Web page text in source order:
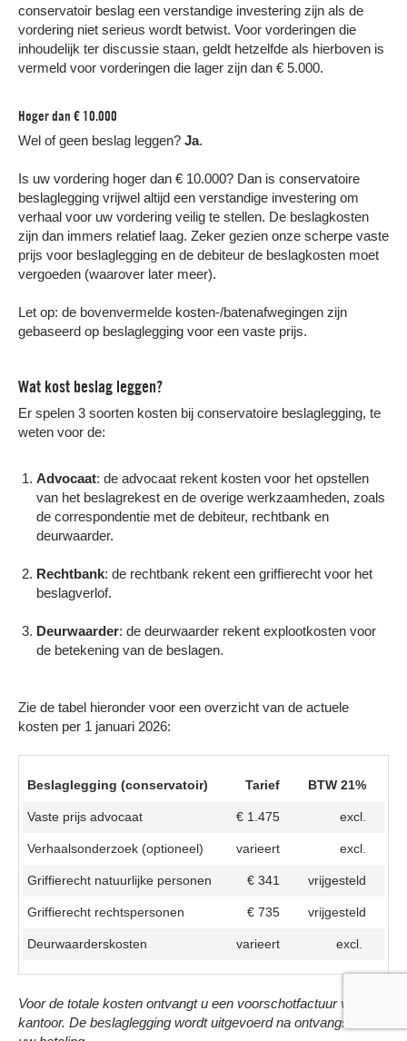
conservatoir beslag een verstandige investering zijn als de
vordering niet serieus wordt betwist. Voor vorderingen die
inhoudelijk ter discussie staan, geldt hetzelfde als hierboven is
vermeld voor vorderingen die lager zijn dan € 5.000.
Hoger dan € 10.000
Wel of geen beslag leggen? Ja.
Is uw vordering hoger dan € 10.000? Dan is conservatoire
beslaglegging vrijwel altijd een verstandige investering om
verhaal voor uw vordering veilig te stellen. De beslagkosten
zijn dan immers relatief laag. Zeker gezien onze scherpe vaste
prijs voor beslaglegging en de debiteur de beslagkosten moet
vergoeden (waarover later meer).
Let op: de bovenvermelde kosten-/batenafwegingen zijn
gebaseerd op beslaglegging voor een vaste prijs.
Wat kost beslag leggen?
Er spelen 3 soorten kosten bij conservatoire beslaglegging, te
weten voor de:
Advocaat: de advocaat rekent kosten voor het opstellen
van het beslagrekest en de overige werkzaamheden, zoals
de correspondentie met de debiteur, rechtbank en
deurwaarder.
Rechtbank: de rechtbank rekent een griffierecht voor het
beslagverlof.
Deurwaarder: de deurwaarder rekent explootkosten voor
de betekening van de beslagen.
Zie de tabel hieronder voor een overzicht van de actuele
kosten per 1 januari 2026:
Beslaglegging (conservatoir) Tarief BTW 21%
Vaste prijs advocaat € 1.475 excl.
Verhaalsonderzoek (optioneel) varieert excl.
Griffierecht natuurlijke personen € 341 vrijgesteld
Griffierecht rechtspersonen € 735 vrijgesteld
Deurwaarderskosten varieert excl.
Voor de totale kosten ontvangt u een voorschotfactuur van ons
kantoor. De beslaglegging wordt uitgevoerd na ontvangst van